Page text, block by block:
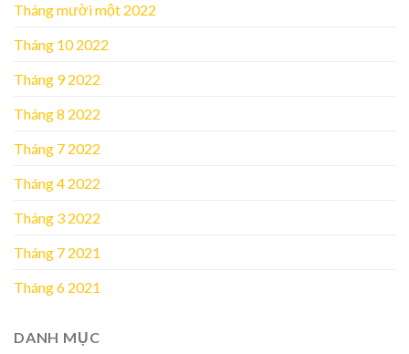
Tháng mười một 2022
Tháng 10 2022
Tháng 9 2022
Tháng 8 2022
Tháng 7 2022
Tháng 4 2022
Tháng 3 2022
Tháng 7 2021
Tháng 6 2021
DANH MỤC